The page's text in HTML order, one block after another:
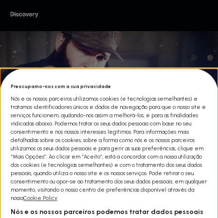
GEAR DOGS
Share
Nate Boyer, louco por carros e proprietário de um hot rod topo de
de uma revolução automóvel. O novo empreendimento de Nate,
Preocupamo-nos com a sua privacidade
Nós e os nossos parceiros utilizamos cookies (e tecnologias semelhantes) e
tratamos identificadores únicos e dados de navegação para que o nosso site e
serviços funcionem, ajudando-nos assim a melhorá-los, e para as finalidades
indicadas abaixo. Podemos tratar os seus dados pessoais com base no seu
consentimento e nos nossos interesses legítimos. Para informações mais
detalhadas sobre os cookies, sobre a forma como nós e os nossos parceiros
utilizamos os seus dados pessoais e para gerir as suas preferências, clique em
“Mais Opções”. Ao clicar em “Aceito”, está a concordar com a nossa utilização
dos cookies (e tecnologias semelhantes) e com o tratamento dos seus dados
pessoais, quando utiliza o nosso site e os nossos serviços. Pode retirar o seu
consentimento ou opor-se ao tratamento dos seus dados pessoais, em qualquer
momento, visitando o nosso centro de preferências disponível através da
nossaCookie Policy
Nós e os nossos parceiros podemos tratar dados pessoais